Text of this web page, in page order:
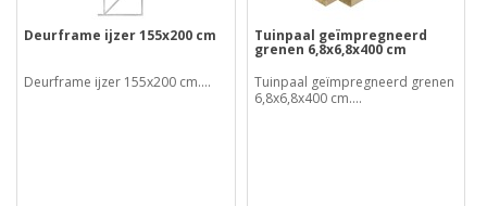
Deurframe ijzer 155x200 cm
Deurframe ijzer 155x200 cm....
Tuinpaal geïmpregneerd
grenen 6,8x6,8x400 cm
Tuinpaal geïmpregneerd grenen
6,8x6,8x400 cm....